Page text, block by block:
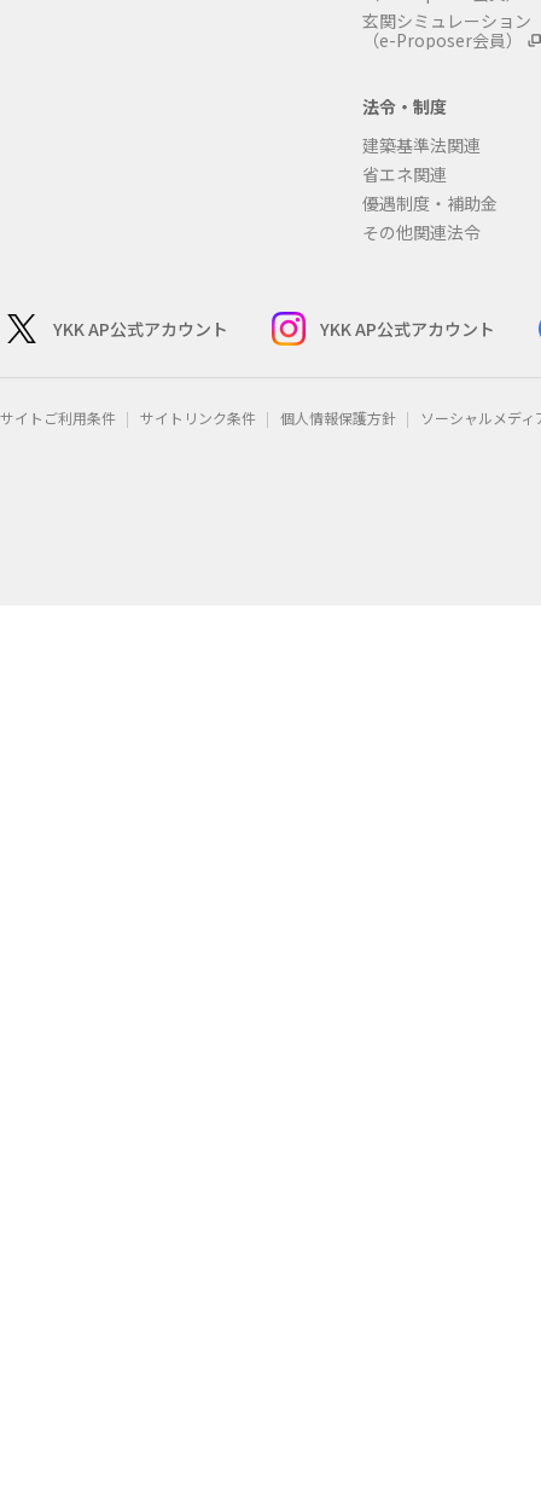
玄関シミュレーション
（e-Proposer会員）
法令・制度
建築基準法関連
省エネ関連
優遇制度・補助金
その他関連法令
YKK AP公式アカウント YKK AP公式アカウント
サイトご利用条件 サイトリンク条件 個人情報保護方針 ソーシャルメデ